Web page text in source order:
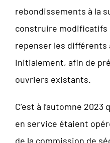
rebondissements à la
construire modificatifs
repenser les différents
initialement, afin de
ouvriers existants.
C’est à l’automne
en service étaient
de la commission de